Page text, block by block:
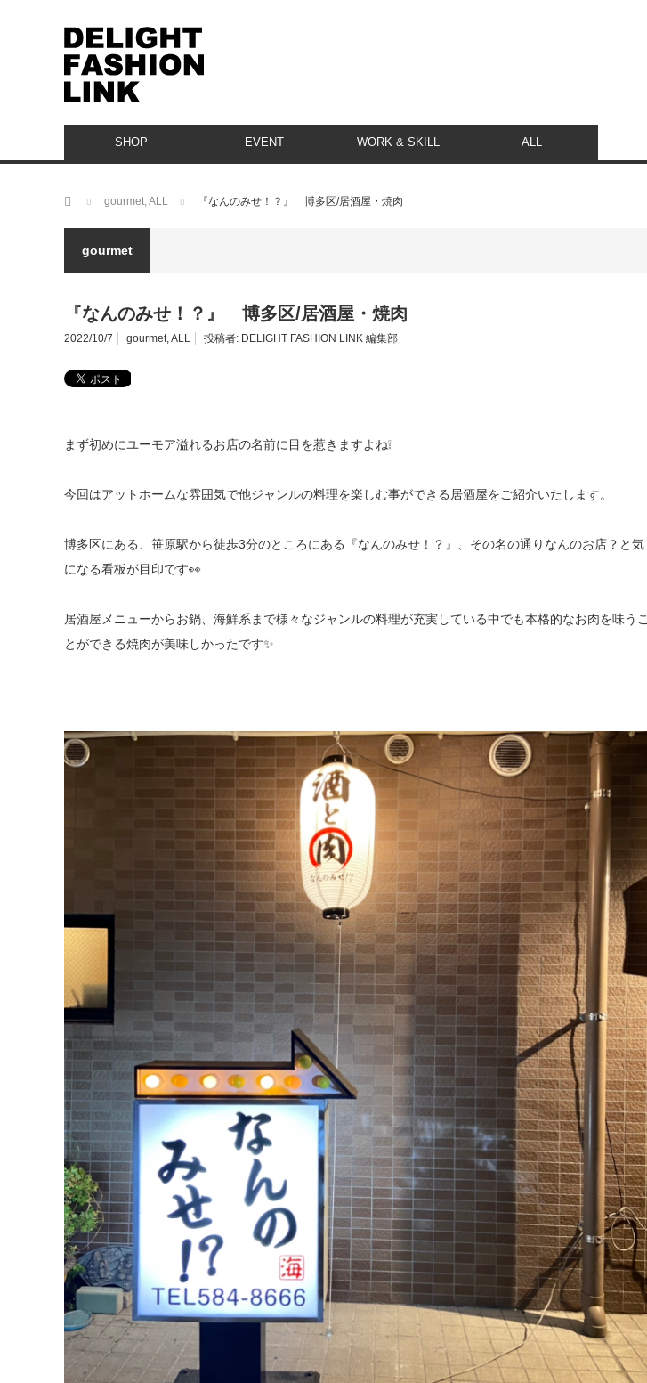
SHOP EVENT WORK & SKILL ALL
ホーム gourmet,ALL 『なんのみせ！？』 博多区/居酒屋・焼肉
gourmet
『なんのみせ！？』 博多区/居酒屋・焼肉
2022/10/7 gourmet,ALL 投稿者: DELIGHT FASHION LINK 編集部
まず初めにユーモア溢れるお店の名前に目を惹きますよね❕
今回はアットホームな雰囲気で他ジャンルの料理を楽しむ事ができる居酒屋をご紹介いたします。
博多区にある、笹原駅から徒歩3分のところにある『なんのみせ！？』、その名の通りなんのお店？と気
になる看板が目印です👀
居酒屋メニューからお鍋、海鮮系まで様々なジャンルの料理が充実している中でも本格的なお肉を味うこ
とができる焼肉が美味しかったです✨